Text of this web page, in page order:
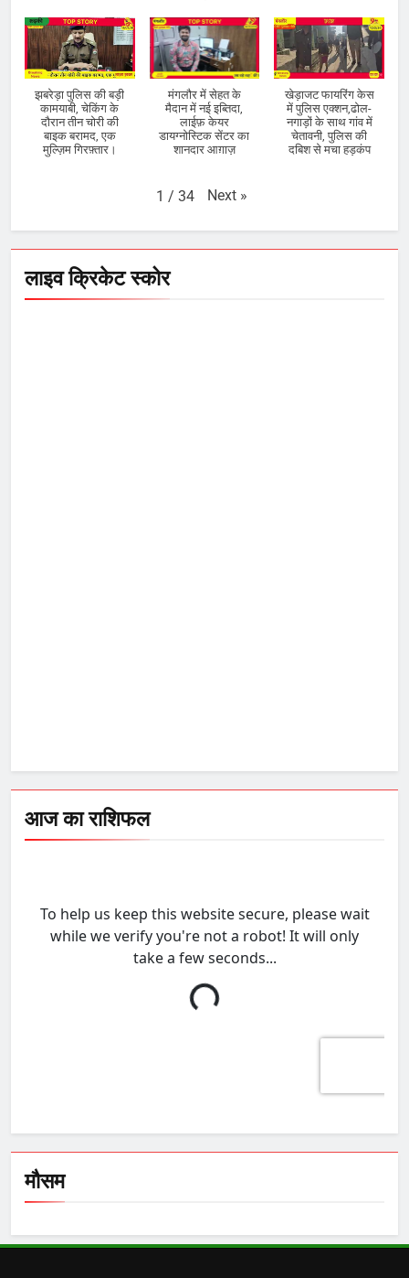
झबरेड़ा पुलिस की बड़ी
कामयाबी, चेकिंग के
दौरान तीन चोरी की
बाइक बरामद, एक
मुल्ज़िम गिरफ़्तार।
मंगलौर में सेहत के
मैदान में नई इब्तिदा,
लाईफ़ केयर
डायग्नोस्टिक सेंटर का
शानदार आग़ाज़
खेड़ाजट फायरिंग केस
में पुलिस एक्शन,ढोल-
नगाड़ों के साथ गांव में
चेतावनी, पुलिस की
दबिश से मचा हड़कंप
1 / 34 Next »
लाइव क्रिकेट स्कोर
आज का राशिफल
मौसम